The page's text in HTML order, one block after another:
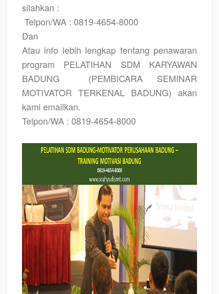
silahkan :
Telpon/WA : 0819-4654-8000
Dan
Atau info lebih lengkap tentang penawaran
program PELATIHAN SDM KARYAWAN
BADUNG
(PEMBICARA SEMINAR
MOTIVATOR TERKENAL BADUNG) akan
kami emailkan.
Telpon/WA : 0819-4654-8000